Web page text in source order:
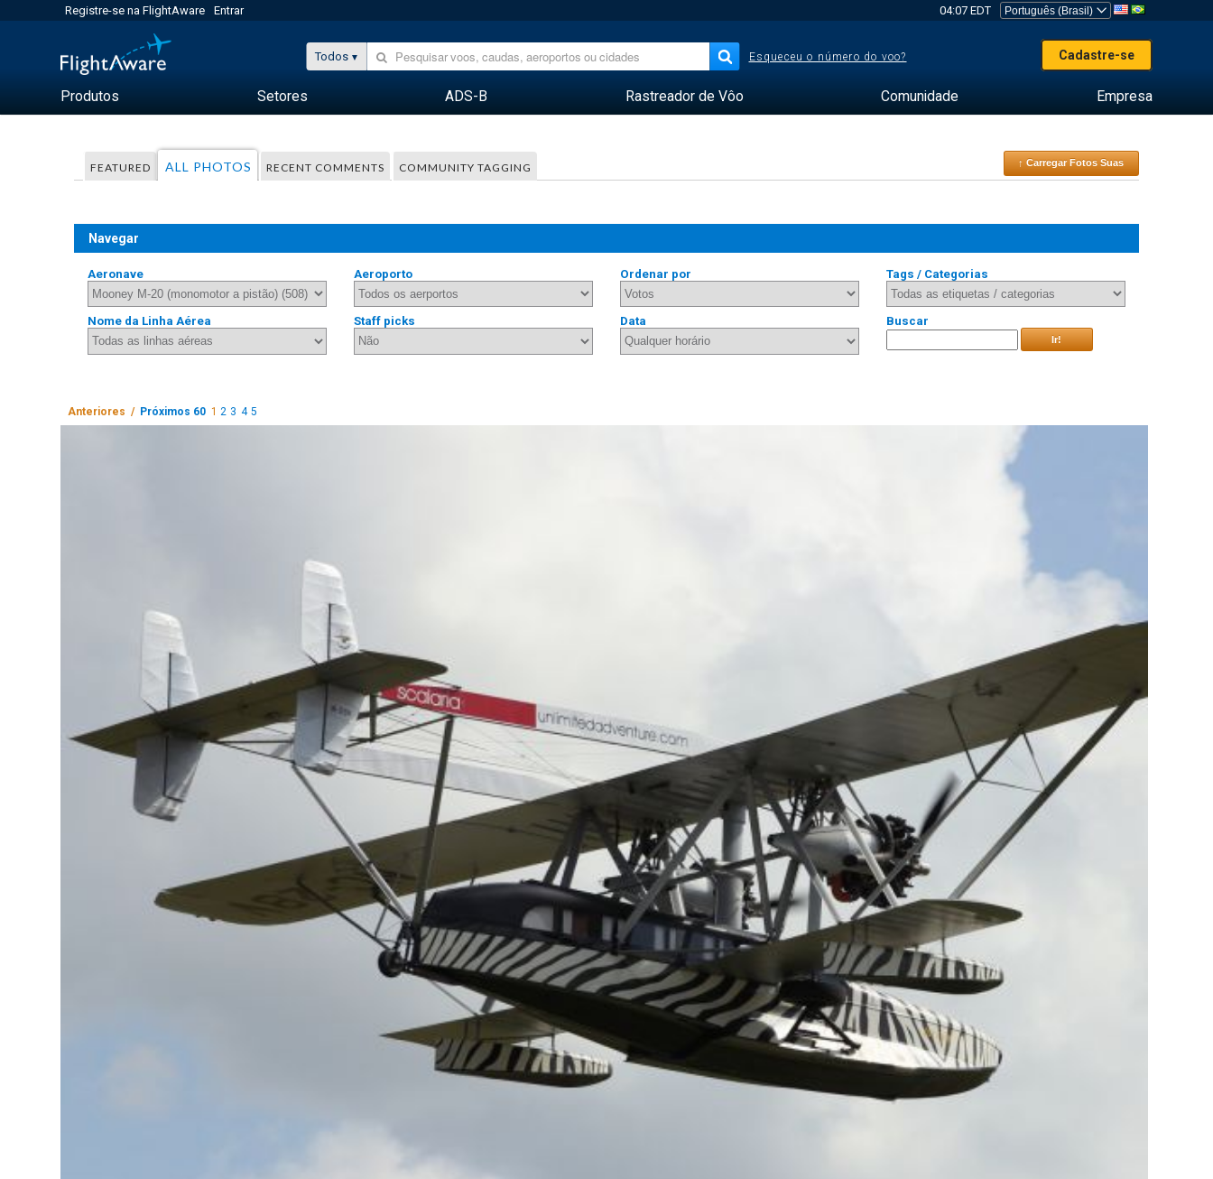
Registre-se na FlightAware Entrar 04:07 EDT
Todos Esqueceu o número do voo? Cadastre-se
Produtos Setores ADS-B Rastreador de Vôo Comunidade Empresa
FEATURED ALL PHOTOS RECENT COMMENTS COMMUNITY TAGGING ↑ Carregar Fotos Suas
Navegar
Aeronave Aeroporto Ordenar por Tags / Categorias
Nome da Linha Aérea Staff picks Data Buscar
Ir!
Anteriores / Próximos 60 1 2 3 4 5